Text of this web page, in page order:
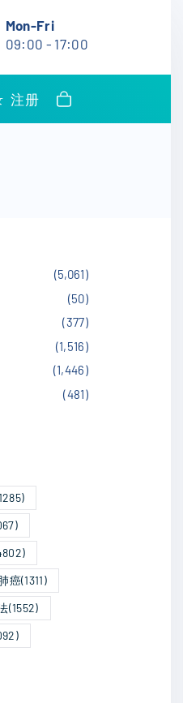
Mon-Fri
09:00 - 17:00
注册
(5,061)
(50)
(377)
(1,516)
(1,446)
(481)
癌(1311)
(1552)